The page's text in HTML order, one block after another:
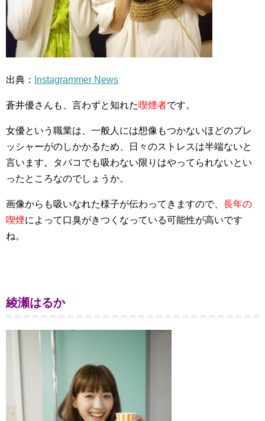
出典： Instagrammer News
蒼井優さんも、言わずと知れた喫煙者です。
女優という職業は、一般人には想像もつかないほどのプレ
ッシャーがのしかかるため、日々のストレスは半端ないと
言います。タバコでも吸わない限りはやってられないとい
ったところなのでしょうか。
画像からも吸いなれた様子が伝わってきますので、 長年の
喫煙によって口臭がきつくなっている可能性が高いです
ね。
綾瀬はるか